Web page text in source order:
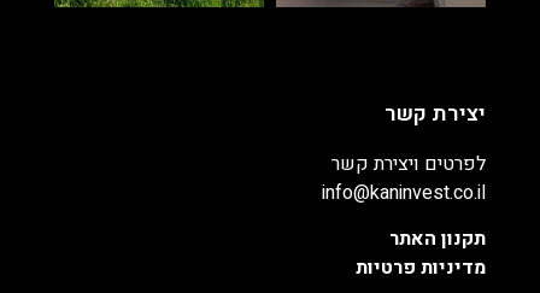
יצירת קשר
לפרטים ויצירת קשר
info@kaninvest.co.il
תקנון האתר
מדיניות פרטיות